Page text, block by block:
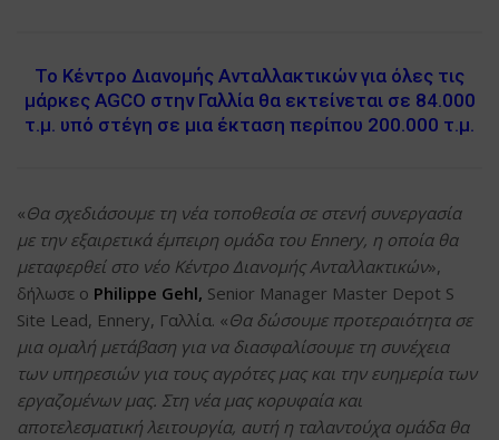
Το Κέντρο Διανομής Ανταλλακτικών για όλες τις
μάρκες AGCO στην Γαλλία θα εκτείνεται σε 84.000
τ.μ. υπό στέγη σε μια έκταση περίπου 200.000 τ.μ.
«Θα σχεδιάσουμε τη νέα τοποθεσία σε στενή συνεργασία
με την εξαιρετικά έμπειρη ομάδα του Ennery, η οποία θα
μεταφερθεί στο νέο Κέντρο Διανομής Ανταλλακτικών»,
δήλωσε ο Philippe Gehl, Senior Manager Master Depot S
Site Lead, Ennery, Γαλλία. «Θα δώσουμε προτεραιότητα σε
μια ομαλή μετάβαση για να διασφαλίσουμε τη συνέχεια
των υπηρεσιών για τους αγρότες μας και την ευημερία των
εργαζομένων μας. Στη νέα μας κορυφαία και
αποτελεσματική λειτουργία, αυτή η ταλαντούχα ομάδα θα